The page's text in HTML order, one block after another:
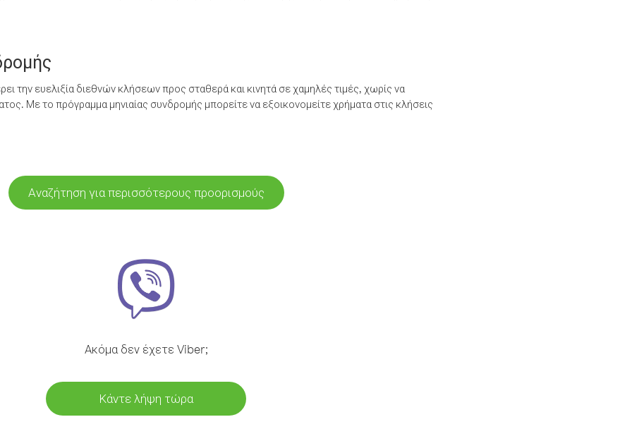
την ευελιξία διεθνών κλήσεων προς σταθερά και κινητά σε χαμηλές τιμές, χωρίς να
Με το πρόγραμμα μηνιαίας συνδρομής μπορείτε να εξοικονομείτε χρήματα στις κλήσεις
Αναζήτηση για περισσότερους προορισμούς
Ακόμα δεν έχετε Viber;
Κάντε λήψη τώρα